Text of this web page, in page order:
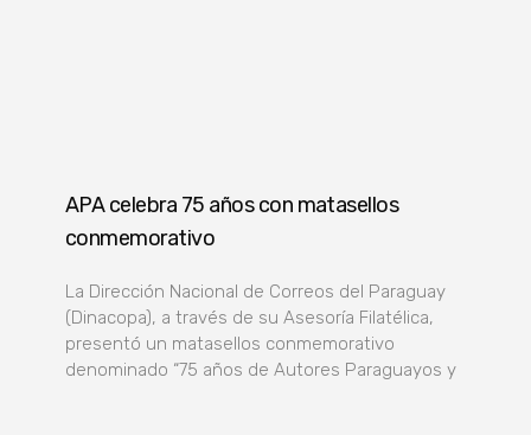
APA celebra 75 años con matasellos
conmemorativo
La Dirección Nacional de Correos del Paraguay
(Dinacopa), a través de su Asesoría Filatélica,
presentó un matasellos conmemorativo
denominado “75 años de Autores Paraguayos y